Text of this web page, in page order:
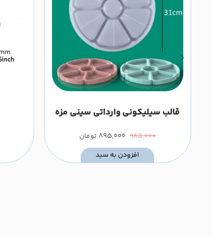
قالب سیلیکونی وارداتی سینی مزه
اردووخوری985,000
895,000 تومان
افزودن به سبد